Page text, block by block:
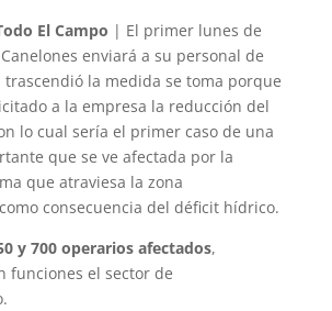
El Campo | El primer lunes de
enviará a su personal de
trascendió la medida se toma porque
a la empresa la reducción del
lo cual sería el primer caso de una
que se ve afectada por la
que atraviesa la zona
consecuencia del déficit hídrico.
y 700 operarios afectados,
funciones el sector de